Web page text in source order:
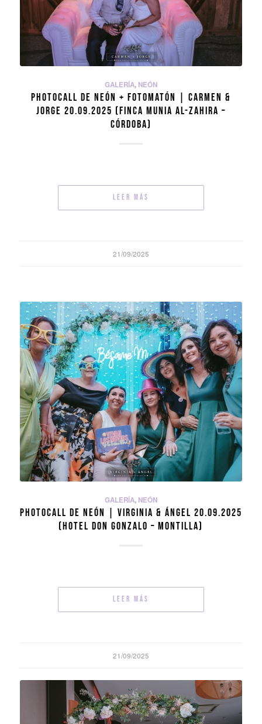
GALERÍA, NEÓN
PHOTOCALL DE NEÓN + FOTOMATÓN | CARMEN &
JORGE 20.09.2025 (FINCA MUNIA AL-ZAHIRA –
CÓRDOBA)
Leer más
21/09/2025
GALERÍA, NEÓN
PHOTOCALL DE NEÓN | VIRGINIA & ÁNGEL 20.09.2025
(HOTEL DON GONZALO – MONTILLA)
Leer más
21/09/2025